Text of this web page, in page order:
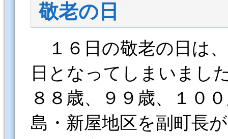
敬老の日
１６日の敬老の日は
日となってしまいまし
８８歳、９９歳、１０
島・新屋地区を副町長